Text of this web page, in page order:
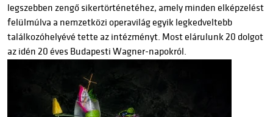
legszebben zengő sikertörténetéhez, amely minden elképzelést
felülmúlva a nemzetközi operavilág egyik legkedveltebb
találkozóhelyévé tette az intézményt. Most elárulunk 20 dolgot
az idén 20 éves Budapesti Wagner-napokról.